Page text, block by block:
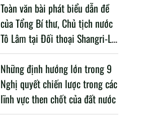
Toàn văn bài phát biểu dẫn đề
của Tổng Bí thư, Chủ tịch nước
Tô Lâm tại Đối thoại Shangri-La
lần thứ 23
Những định hướng lớn trong 9
Nghị quyết chiến lược trong các
lĩnh vực then chốt của đất nước